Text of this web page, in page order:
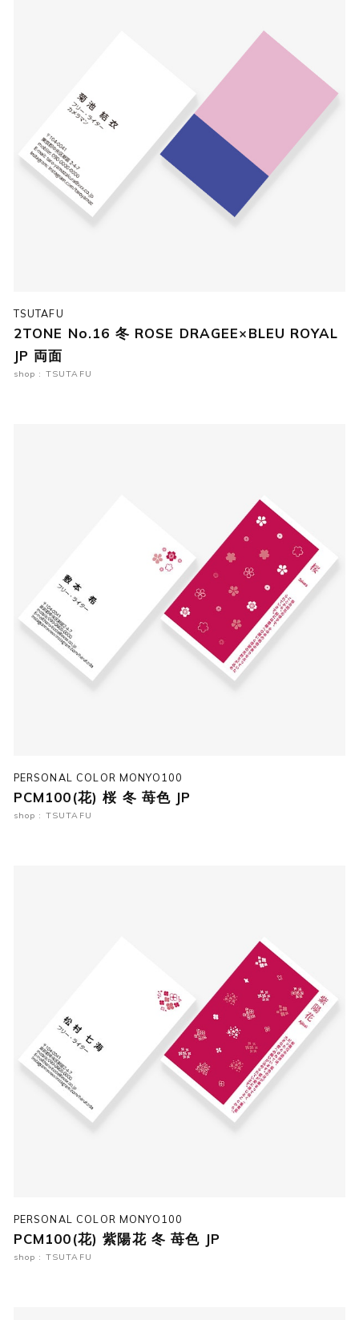
TSUTAFU
2TONE No.16 冬 ROSE DRAGEE×BLEU ROYAL
JP 両面
shop : TSUTAFU
PERSONAL COLOR MONYO100
PCM100(花) 桜 冬 苺色 JP
shop : TSUTAFU
PERSONAL COLOR MONYO100
PCM100(花) 紫陽花 冬 苺色 JP
shop : TSUTAFU